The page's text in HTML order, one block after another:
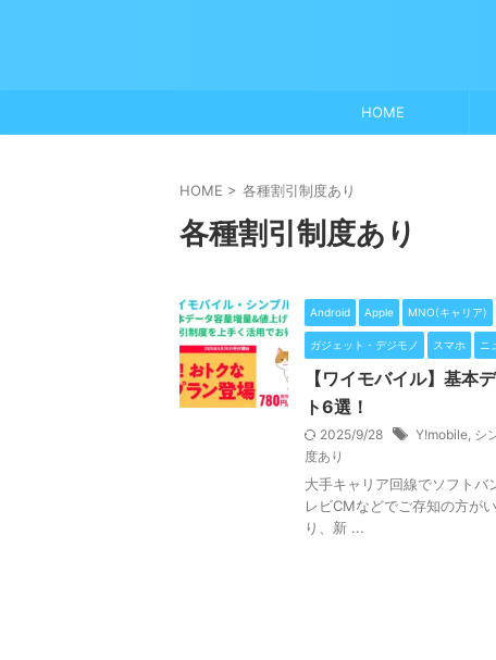
HOME
HOME > 各種割引制度あり
各種割引制度あり
Android Apple MNO(キャリア)
ガジェット・デジモノ スマホ ニ
【ワイモバイル】基本
ト6選！
2025/9/28 Y!mobile, シ
度あり
大手キャリア回線でソフト
レビCMなどでご存知の方が
り、新 ...